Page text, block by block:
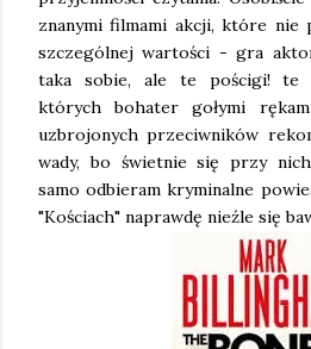
znanymi filmami akcji, które nie
szczególnej wartości - gra
taka sobie, ale te pościgi! te
których bohater gołymi
uzbrojonych przeciwników
wady, bo świetnie się przy
samo odbieram kryminalne
"Kościach" naprawdę nieźle się